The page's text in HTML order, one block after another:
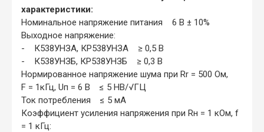
характеристики:
Номинальное напряжение питания 6 B ± 10%
Выходное напряжение:
- К538УНЗА, КР538УНЗА ≥ 0,5 В
- К538УНЗБ, КР538УНЗБ ≥ 0,3 В
Нормированное напряжение шума при Rr = 500 Ом,
F = 1кГц, Uп = 6 В ≤ 5 HB/√ΓЦ
Ток потребления ≤ 5 мА
Коэффициент усиления напряжения при Rн = 1 кОм, f
= 1 кГц: